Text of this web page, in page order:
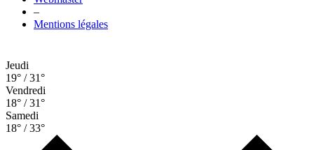
–
Mentions légales
Jeudi
19° / 31°
Vendredi
18° / 31°
Samedi
18° / 33°